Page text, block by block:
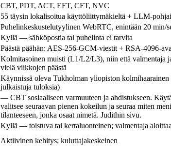
CBT, PDT, ACT, EFT, CFT, NVC
55 täysin lokalisoitua käyttöliittymäkieltä + LLM-
Puhelinkeskustelutyylinen WebRTC, enintään 20 min/
Kyllä — sähköpostia tai puhelinta ei tarvita
Päästä päähän: AES-256-GCM-viestit + RSA-4096-
Kolmitasoinen muisti (L1/L2/L3), niin että valmentaja
vielä viikkojen päästä
Käynnissä oleva Tukholman yliopiston
julkaistuja tuloksia)
— CBT sosiaaliseen varmuuteen ja ahdistukseen.
valitsee seuraavan pienen kokeilun ja seuraa miten
tilanteeseen, jonka osaat nimetä. Judithin sivu.
Kyllä — toistuva tai kertaluonteinen; valmentaja
Aktiivinen kehitys; kuluttajakeskeinen